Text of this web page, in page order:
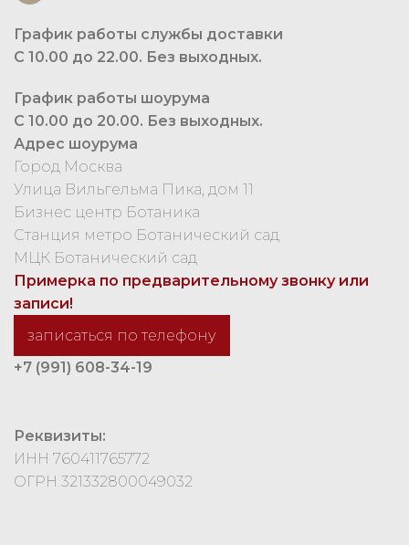
График работы службы доставки
С 10.00 до 22.00. Без выходных.
График работы шоурума
С 10.00 до 20.00. Без выходных.
Адрес шоурума
Город Москва
Улица Вильгельма Пика, дом 11
Бизнес центр Ботаника
Станция метро Ботанический сад
МЦК Ботанический сад
Примерка по предварительному звонку или
записи!
записаться по телефону
+7 (991) 608-34-19
Реквизиты:
ИНН 760411765772
ОГРН 321332800049032